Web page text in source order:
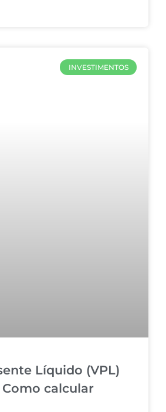
INVESTIMENTOS
Líquido (VPL)
Como calcular